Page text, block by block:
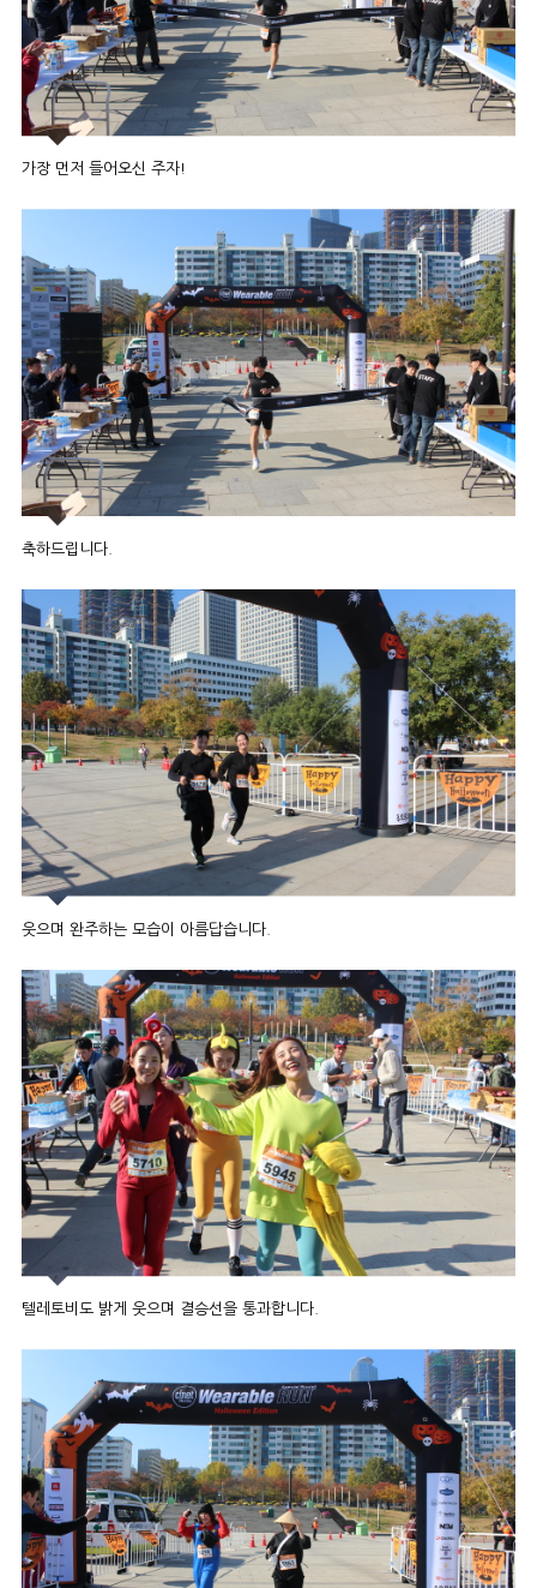
가장 먼저 들어오신 주자!
축하드립니다.
웃으며 완주하는 모습이 아름답습니다.
텔레토비도 밝게 웃으며 결승선을 통과합니다.